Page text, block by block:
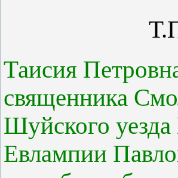
Таисия
священника
Шуйского
Евлампии